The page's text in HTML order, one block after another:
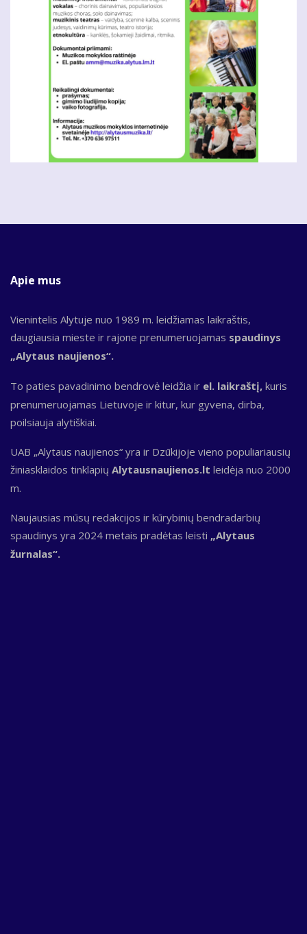
Apie mus
Vienintelis Alytuje nuo 1989 m. leidžiamas laikraštis,
daugiausia mieste ir rajone prenumeruojamas spaudinys
„Alytaus naujienos“.
To paties pavadinimo bendrovė leidžia ir el. laikraštį, kuris
prenumeruojamas Lietuvoje ir kitur, kur gyvena, dirba,
poilsiauja alytiškiai.
UAB „Alytaus naujienos“ yra ir Dzūkijoje vieno populiariausių
žiniasklaidos tinklapių Alytausnaujienos.lt leidėja nuo 2000
m.
Naujausias mūsų redakcijos ir kūrybinių bendradarbių
spaudinys yra 2024 metais pradėtas leisti „Alytaus
žurnalas“.